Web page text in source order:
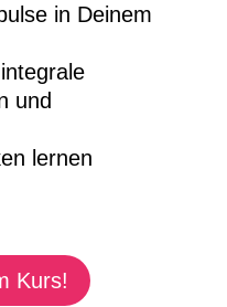
in Deinem
und
lernen
Kurs!